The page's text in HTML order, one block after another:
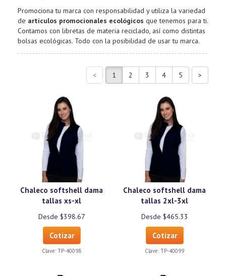
Promociona tu marca con responsabilidad y utiliza la variedad
de artículos promocionales ecológicos que tenemos para ti.
Contamos con libretas de materia reciclado, así como distintas
bolsas ecológicas. Todo con la posibilidad de usar tu marca.
Chaleco softshell dama
tallas xs-xl
Desde $398.67
Cotizar
Clave: TP-40098
Chaleco softshell dama
tallas 2xl-3xl
Desde $465.33
Cotizar
Clave: TP-40099